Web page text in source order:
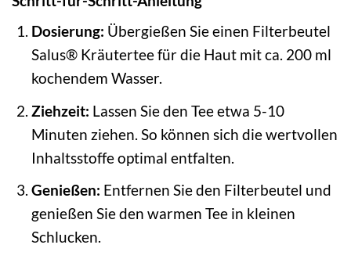
Dosierung: Übergießen Sie einen Filterbeutel
Salus® Kräutertee für die Haut mit ca. 200 ml
kochendem Wasser.
Ziehzeit: Lassen Sie den Tee etwa 5-10
Minuten ziehen. So können sich die wertvollen
Inhaltsstoffe optimal entfalten.
Genießen: Entfernen Sie den Filterbeutel und
genießen Sie den warmen Tee in kleinen
Schlucken.